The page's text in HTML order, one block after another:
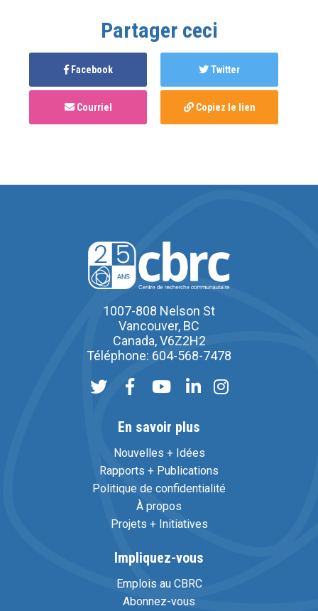
Partager ceci
Facebook Twitter
Courriel Copiez le lien
1007-808 Nelson St
Vancouver, BC
Canada, V6Z2H2
Téléphone: 604-568-7478
En savoir plus
Nouvelles + Idées
Rapports + Publications
Politique de confidentialité
À propos
Projets + Initiatives
Impliquez-vous
Emplois au CBRC
Abonnez-vous